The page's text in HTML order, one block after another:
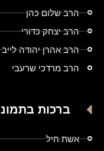
הרב שלום כהן
הרב יצחק כדורי
הרב אהרן יהודה לייב
הרב מרדכי שרעבי
ברכות
אשת חיל